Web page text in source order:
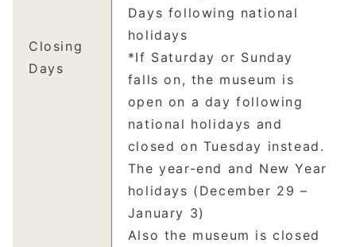
Closing
Days
Days following national
holidays
*If Saturday or Sunday
falls on, the museum is
open on a day following
national holidays and
closed on Tuesday instead.
The year-end and New Year
holidays (December 29 –
January 3)
Also the museum is closed